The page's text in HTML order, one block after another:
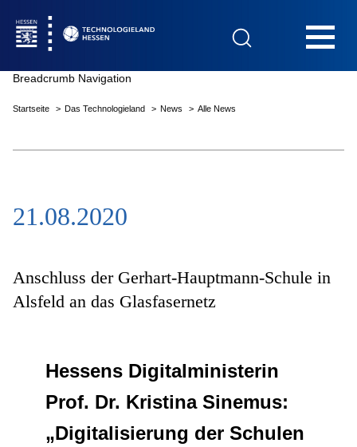
Das Technologieland
Innovationsfelder
Netzwerke
Breadcrumb Navigation
Startseite Das Technologieland News Alle News
21.08.2020
Anschluss der Gerhart-Hauptmann-Schule in
Alsfeld an das Glasfasernetz
Hessens Digitalministerin
Prof. Dr. Kristina Sinemus:
„Digitalisierung der Schulen